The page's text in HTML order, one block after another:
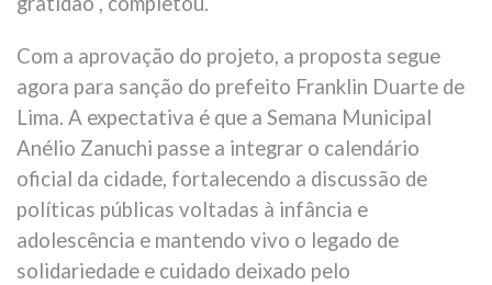
Com a aprovação do projeto, a proposta segue
agora para sanção do prefeito Franklin Duarte de
Lima. A expectativa é que a Semana Municipal
Anélio Zanuchi passe a integrar o calendário
oficial da cidade, fortalecendo a discussão de
políticas públicas voltadas à infância e
adolescência e mantendo vivo o legado de
solidariedade e cuidado deixado pelo